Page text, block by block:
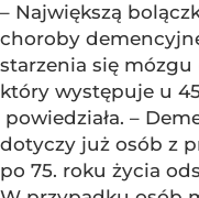
– Największą
choroby
starzenia się mózgu
który występuje u
powiedziała. –
dotyczy już osób z
po 75. roku życia